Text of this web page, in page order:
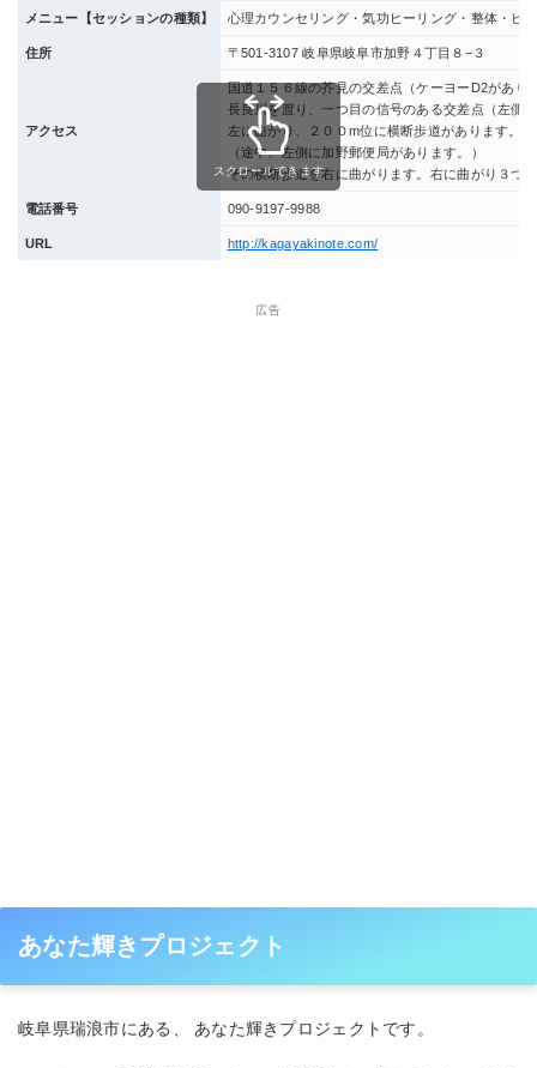
メニュー【セッションの種類】 心理カウンセリング・気功ヒーリング・整体・ヒ
住所 〒501-3107 岐阜県岐阜市加野４丁目８−３
アクセス
国道１５６線の芥見の交差点（ケーヨーD2があ
長良川を渡り、一つ目の信号のある交差点（左側
左に曲がり、２００m位に横断歩道があります。
（途中、左側に加野郵便局があります。）
その横断歩道を右に曲がります。右に曲がり３つ
電話番号 090-9197-9988
URL http://kagayakinote.com/
スクロールできます
広告
あなた輝きプロジェクト
岐阜県瑞浪市にある、 あなた輝きプロジェクトです。